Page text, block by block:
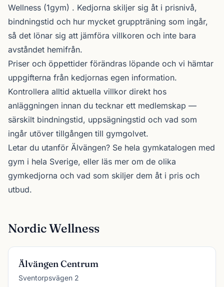
Wellness (1gym) . Kedjorna skiljer sig åt i prisnivå,
bindningstid och hur mycket gruppträning som ingår,
så det lönar sig att jämföra villkoren och inte bara
avståndet hemifrån.
Priser och öppettider förändras löpande och vi hämtar
uppgifterna från kedjornas egen information.
Kontrollera alltid aktuella villkor direkt hos
anläggningen innan du tecknar ett medlemskap —
särskilt bindningstid, uppsägningstid och vad som
ingår utöver tillgången till gymgolvet.
Letar du utanför Älvängen? Se hela gymkatalogen med
gym i hela Sverige, eller läs mer om de olika
gymkedjorna och vad som skiljer dem åt i pris och
utbud.
Nordic Wellness
Älvängen Centrum
Sventorpsvägen 2